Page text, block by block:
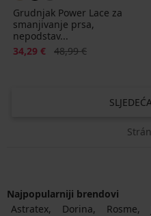
Grudnjak Power Lace za
smanjivanje prsa,
nepodstav...
Popust
34,29 € Prvobitna cijena
48,99 €
Najpopularniji brendovi
Astratex
Dorina Rosme